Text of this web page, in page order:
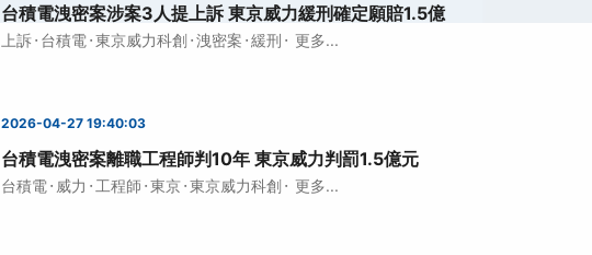
台積電洩密案涉案3人提上訴 東京威力緩刑確定願賠1.5億
上訴· 台積電·東京威力科創 ·洩密案 ·緩刑 · 更多...
2026-04-27 19:40:03
台積電洩密案離職工程師判10年 東京威力判罰1.5億元
台積電· 威力 · 工程師 ·東京·東京威力科創 · 更多...